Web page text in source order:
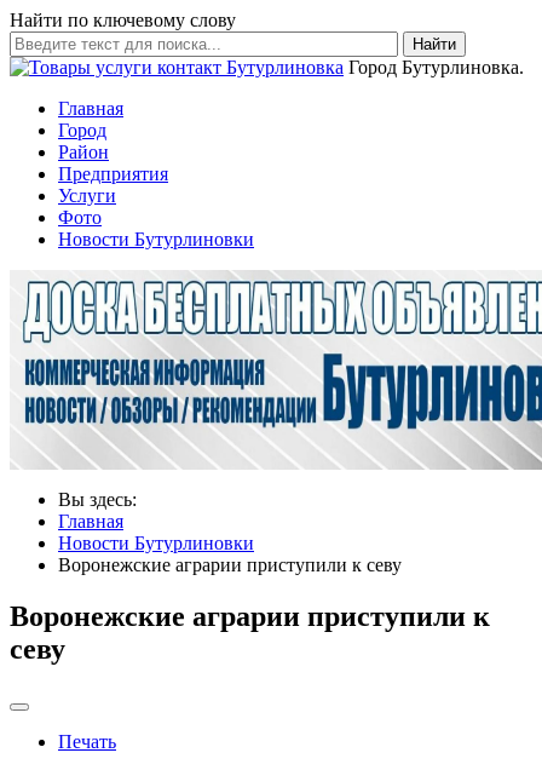
Найти по ключевому слову
Найти
Город Бутурлиновка.
Главная
Город
Район
Предприятия
Услуги
Фото
Новости Бутурлиновки
Вы здесь:
Главная
Новости Бутурлиновки
Воронежские аграрии приступили к севу
Воронежские аграрии приступили к
севу
Печать